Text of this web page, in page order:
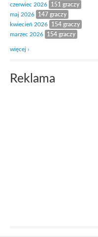
czerwiec 2026
151 graczy
maj 2026
147 graczy
kwiecień 2026
154 graczy
marzec 2026
154 graczy
więcej ›
Reklama